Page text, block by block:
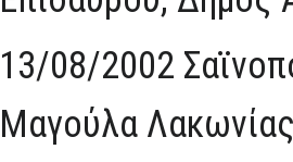
13/08/2002
Μαγούλα